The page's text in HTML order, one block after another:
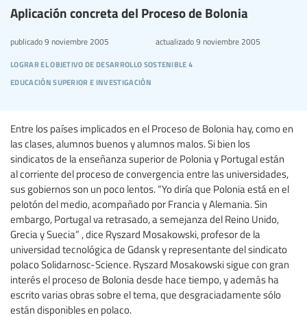
Aplicación concreta del Proceso de Bolonia
lograr el objetivo de desarrollo sostenible 4
educación superior e investigación
publicado9 noviembre 2005 actualizado9 noviembre 2005
Entre los países implicados en el Proceso de Bolonia hay, como en
las clases, alumnos buenos y alumnos malos. Si bien los
sindicatos de la enseñanza superior de Polonia y Portugal están
al corriente del proceso de convergencia entre las universidades,
sus gobiernos son un poco lentos. “Yo diría que Polonia está en el
pelotón del medio, acompañado por Francia y Alemania. Sin
embargo, Portugal va retrasado, a semejanza del Reino Unido,
Grecia y Suecia” , dice Ryszard Mosakowski, profesor de la
universidad tecnológica de Gdansk y representante del sindicato
polaco Solidarnosc-Science. Ryszard Mosakowski sigue con gran
interés el proceso de Bolonia desde hace tiempo, y además ha
escrito varias obras sobre el tema, que desgraciadamente sólo
están disponibles en polaco.